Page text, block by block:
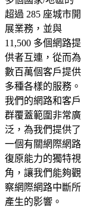
超過 285 座城市開
展業務，並與
11,500 多個網路提
供者互連，從而為
數百萬個客戶提供
多種各樣的服務。
我們的網路和客戶
群覆蓋範圍非常廣
泛，為我們提供了
一個有關網際網路
復原能力的獨特視
角，讓我們能夠觀
察網際網路中斷所
產生的影響。